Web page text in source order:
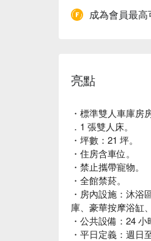
成為會員最
亮點
・標準雙人車庫房
．1 張雙人床。
・坪數：21 坪。
・住房含車位。
・禁止攜帶寵物。
・全館禁菸。
・房內設施：沐浴
庫、豪華按摩浴缸
・公共設備：24 小
・平日定義：週日